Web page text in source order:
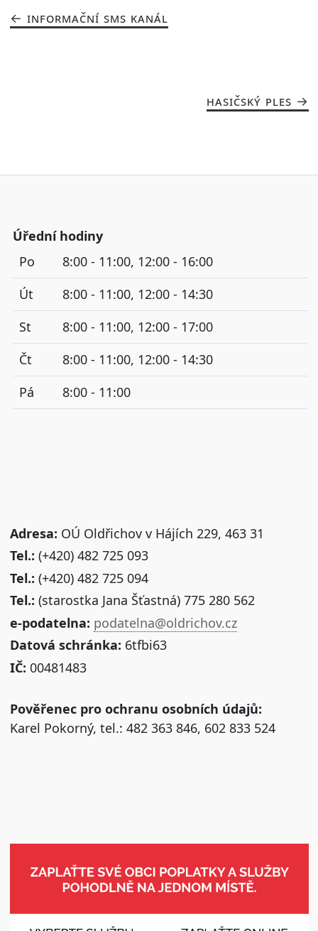
INFORMAČNÍ SMS KANÁL
HASIČSKÝ PLES
Úřední hodiny
Po
8:00 - 11:00, 12:00 - 16:00
Út
8:00 - 11:00, 12:00 - 14:30
St
8:00 - 11:00, 12:00 - 17:00
Čt
8:00 - 11:00, 12:00 - 14:30
Pá
8:00 - 11:00
Adresa: OÚ Oldřichov v Hájích 229, 463 31
Tel.: (+420) 482 725 093
Tel.: (+420) 482 725 094
Tel.: (starostka Jana Šťastná) 775 280 562
e-podatelna: podatelna@oldrichov.cz
Datová schránka: 6tfbi63
IČ: 00481483
Pověřenec pro ochranu osobních údajů:
Karel Pokorný, tel.: 482 363 846, 602 833 524